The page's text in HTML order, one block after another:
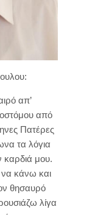
απ’
από
Πατέρες
τα λόγια
καρδιά μου.
κάνω και
θησαυρό
λίγα